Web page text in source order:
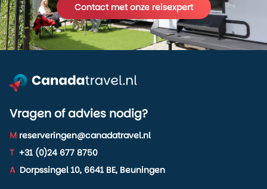
Contact met onze reisexpert
Vragen of advies nodig?
M reserveringen@canadatravel.nl
T +31 (0)24 677 8750
A Dorpssingel 10, 6641 BE, Beuningen